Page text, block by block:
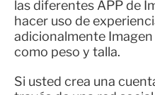
las diferentes APP de
hacer uso de
adicionalmente
como peso y talla.
Si usted crea una